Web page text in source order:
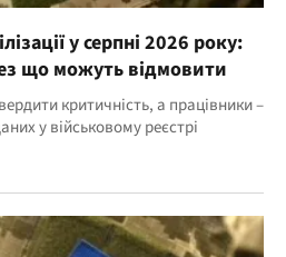
у серпні 2026 року:
що можуть відмовити
критичність, а працівники –
у військовому реєстрі